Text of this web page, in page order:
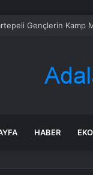
Gençlerin Kamp
HABER